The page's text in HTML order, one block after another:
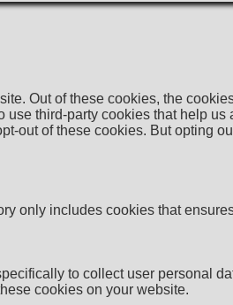
Out of these cookies, the
third-party cookies that help
out of these cookies. But opting
only includes cookies that
to collect user personal
cookies on your website.